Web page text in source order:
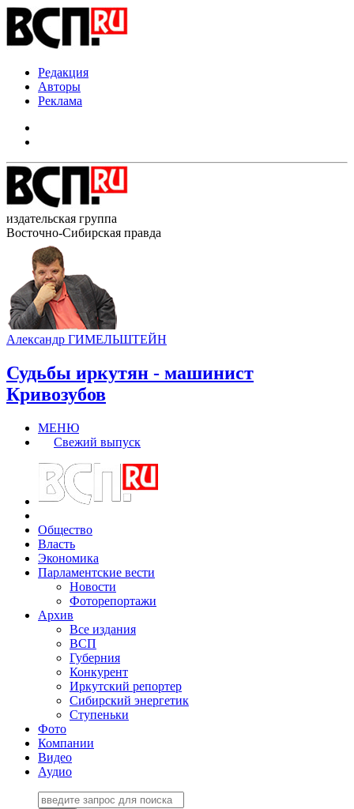
Редакция
Авторы
Реклама
издательская группа
Восточно-Сибирская правда
Александр ГИМЕЛЬШТЕЙН
Судьбы иркутян - машинист
Кривозубов
МЕНЮ
Свежий выпуск
Общество
Власть
Экономика
Парламентские вести
Новости
Фоторепортажи
Архив
Все издания
ВСП
Губерния
Конкурент
Иркутский репортер
Сибирский энергетик
Ступеньки
Фото
Компании
Видео
Аудио